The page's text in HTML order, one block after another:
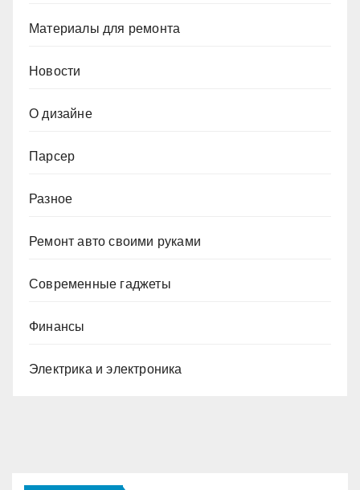
Материалы для ремонта
Новости
О дизайне
Парсер
Разное
Ремонт авто своими руками
Современные гаджеты
Финансы
Электрика и электроника